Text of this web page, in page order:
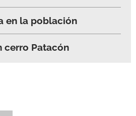
en la población
cerro Patacón